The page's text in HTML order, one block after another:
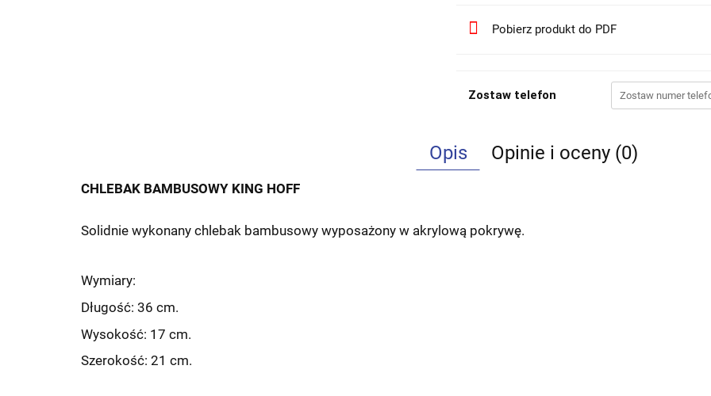
Pobierz produkt do PDF
Zostaw telefon
Opis Opinie i oceny (0)
CHLEBAK BAMBUSOWY KING HOFF
Solidnie wykonany chlebak bambusowy wyposażony w akrylową pokrywę.
Wymiary:
Długość: 36 cm.
Wysokość: 17 cm.
Szerokość: 21 cm.